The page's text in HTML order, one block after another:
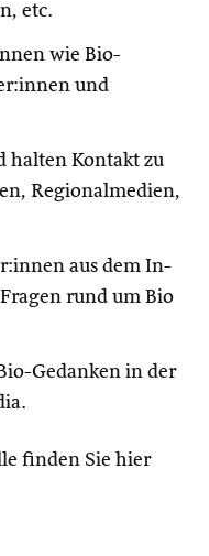
etc.
wie Bio-
und
halten Kontakt zu
Regionalmedien,
aus dem In-
rund um Bio
Gedanken in der
finden Sie hier